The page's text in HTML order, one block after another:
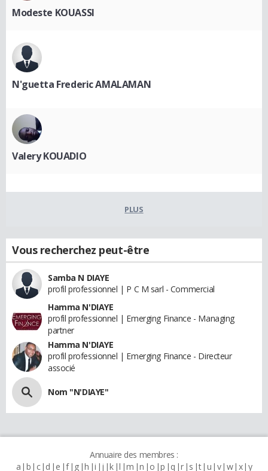
Modeste KOUASSI
N'guetta Frederic AMALAMAN
Valery KOUADIO
PLUS
Vous recherchez peut-être
Samba N DIAYE
profil professionnel | P C M sarl - Commercial
Hamma N'DIAYE
profil professionnel | Emerging Finance - Managing
partner
Hamma N'DIAYE
profil professionnel | Emerging Finance - Directeur
associé
Nom "N'DIAYE"
Annuaire des membres :
a b c d e f g h i j k l m n o p q r s t u v w x y